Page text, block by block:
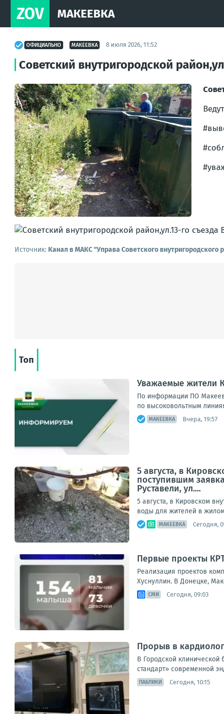
ZOV МАКЕЕВКА
ОФИЦИАЛЬНО МАКЕЕВКА 8 июля 2026, 11:52
Советский внутригородской
Источник: Канал в МАКС "Управа Советского
Топ
Уважаемые жители
По информации ПО
по высоковольтным
МАКЕЕВКА Вчера, 19:57
5 августа, в
поступившим
Руставели, ул....
5 августа, в Кировском
воды для жителей в
МАКЕЕВКА Сегодня,
Первые проекты
Реализация проектов
Хуснуллин. В Донецке,
СМИ Сегодня, 09:03
Прорыв в
В Городской
стандарт» современной
ПАБЛИКИ Сегодня, 10:15